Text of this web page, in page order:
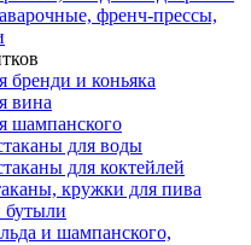
френч-прессы,
бренди и коньяка
вина
шампанского
для воды
для коктейлей
кружки для пива
и шампанского,